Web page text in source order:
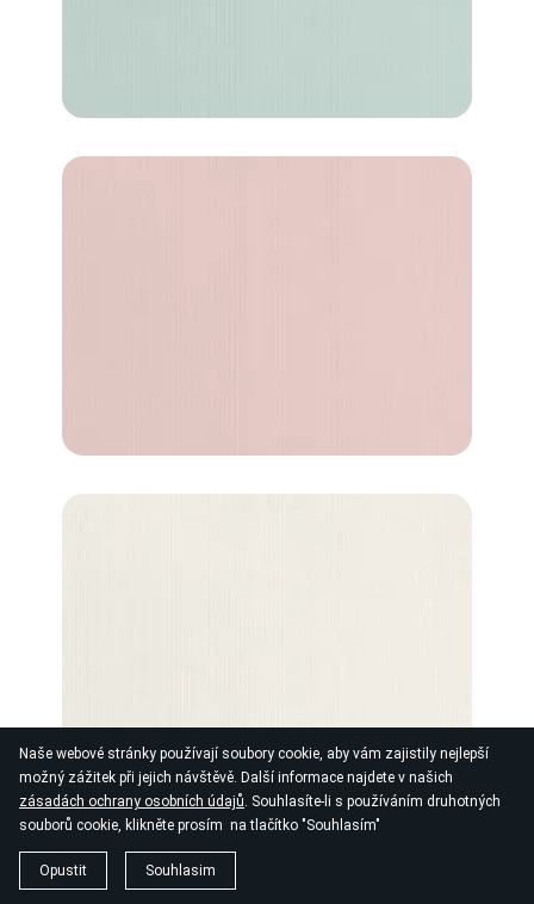
Naše webové stránky používají soubory cookie, aby vám zajistily nejlepší
možný zážitek při jejich návštěvě. Další informace najdete v našich
zásadách ochrany osobních údajů. Souhlasíte-li s používáním druhotných
souborů cookie, klikněte prosím na tlačítko "Souhlasím"
Opustit Souhlasim